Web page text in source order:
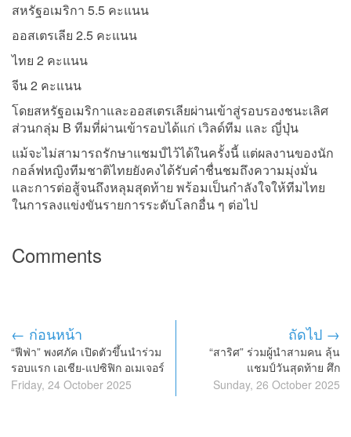
สหรัฐอเมริกา 5.5 คะแนน
ออสเตรเลีย 2.5 คะแนน
ไทย 2 คะแนน
จีน 2 คะแนน
โดยสหรัฐอเมริกาและออสเตรเลียผ่านเข้าสู่รอบรองชนะเลิศ
ส่วนกลุ่ม B ทีมที่ผ่านเข้ารอบได้แก่ เวิลด์ทีม และ ญี่ปุ่น
แม้จะไม่สามารถรักษาแชมป์ไว้ได้ในครั้งนี้ แต่ผลงานของนัก
กอล์ฟหญิงทีมชาติไทยยังคงได้รับคำชื่นชมถึงความมุ่งมั่น
และการต่อสู้จนถึงหลุมสุดท้าย พร้อมเป็นกำลังใจให้ทีมไทย
ในการลงแข่งขันรายการระดับโลกอื่น ๆ ต่อไป
Comments
← ก่อนหน้า
“ฟีฟ่า” พงศภัค เปิดตัวขึ้นนำร่วม
รอบแรก เอเชีย-แปซิฟิก อเมเจอร์
แชมเปียนชิพ
Friday, 24 October 2025
ถัดไป →
“สาริศ” ร่วมผู้นำสามคน ลุ้น
แชมป์วันสุดท้าย ศึก
International Series Philippines
Sunday, 26 October 2025